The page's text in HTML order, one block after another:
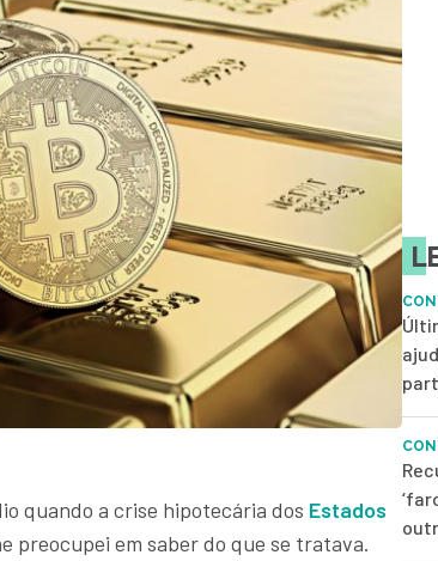
quando a crise hipotecária dos Estados
preocupei em saber do que se tratava.